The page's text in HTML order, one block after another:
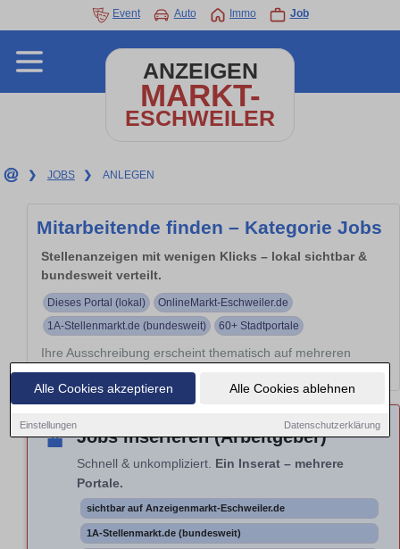
Alle Cookies akzeptieren Alle Cookies ablehnen
Einstellungen Datenschutzerklärung
Event Auto Immo Job
ANZEIGEN
MARKT-
ESCHWEILER
❯ JOBS ❯ ANLEGEN
Mitarbeitende finden – Kategorie Jobs
Stellenanzeigen mit wenigen Klicks – lokal sichtbar &
bundesweit verteilt.
Dieses Portal (lokal)
OnlineMarkt-Eschweiler.de
1A-Stellenmarkt.de (bundesweit)
60+ Stadtportale
Ihre Ausschreibung erscheint thematisch auf mehreren
Portalen – automatisch verteilt.
💼 Jobs inserieren (Arbeitgeber)
Schnell & unkompliziert. Ein Inserat – mehrere
Portale.
sichtbar auf Anzeigenmarkt-Eschweiler.de
1A-Stellenmarkt.de (bundesweit)